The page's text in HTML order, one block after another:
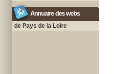
Annuaire des webs
de Pays de la Loire